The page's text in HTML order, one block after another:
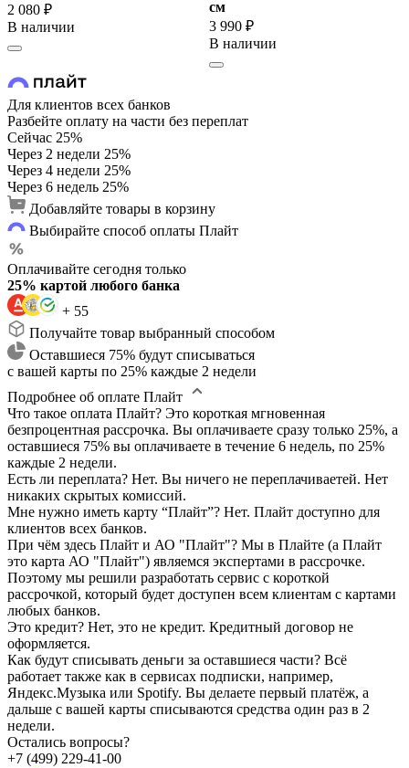
2 080 ₽
В наличии
cм
3 990 ₽
В наличии
Для клиентов всех банков
Разбейте оплату на части без переплат
Сейчас 25%
Через 2 недели 25%
Через 4 недели 25%
Через 6 недель 25%
Добавляйте товары в корзину
Выбирайте способ оплаты Плайт
Оплачивайте сегодня только
25% картой любого банка
+ 55
Получайте товар выбранный способом
Оставшиеся 75% будут списываться
с вашей карты по 25% каждые 2 недели
Подробнее об оплате Плайт
Что такое оплата Плайт? Это короткая мгновенная
безпроцентная рассрочка. Вы оплачиваете сразу только 25%, а
оставшиеся 75% вы оплачиваете в течение 6 недель, по 25%
каждые 2 недели.
Есть ли переплата? Нет. Вы ничего не переплачиваетей. Нет
никаких скрытых комиссий.
Мне нужно иметь карту “Плайт”? Нет. Плайт доступно для
клиентов всех банков.
При чём здесь Плайт и АО "Плайт"? Мы в Плайте (а Плайт
это карта АО "Плайт") являемся экспертами в рассрочке.
Поэтому мы решили разработать сервис с короткой
рассрочкой, который будет доступен всем клиентам с картами
любых банков.
Это кредит? Нет, это не кредит. Кредитный договор не
оформляется.
Как будут списывать деньги за оставшиеся части? Всё
работает также как в сервисах подписки, например,
Яндекс.Музыка или Spotify. Вы делаете первый платёж, а
дальше с вашей карты списываются средства один раз в 2
недели.
Остались вопросы?
+7 (499) 229-41-00